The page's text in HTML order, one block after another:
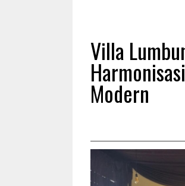
Villa
Modern